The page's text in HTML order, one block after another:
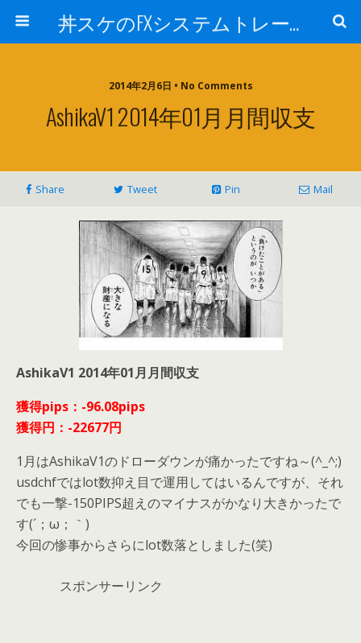
丼スケのFXシステムトレード検証ブログ!!
2014年2月6日 • No Comments
AshikaV1 2014年01月月間収支
Share Tweet Pin Mail
AshikaV1 2014年01月月間収支
獲得pips：-96.08pips
獲得円：-22677円
1月はAshikaV1のドローダウンが痛かったですね～(^_^;)
usdchfではlot数抑え目で運用してはいるんですが、それ
でも一撃-150PIPS超えのマイナスがかなり大きかったで
す(´；ω；｀)
今回の惨事からさらにlot数落としました(笑)
スポンサーリンク